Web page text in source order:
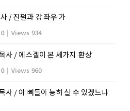
/ 진펄과 강 좌우 가
| Views 934
사 / 에스겔이 본 세가지 환상
| Views 960
사 / 이 뼈들이 능히 살 수 있겠느냐